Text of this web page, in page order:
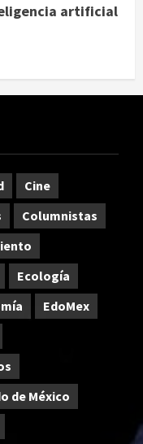
artificial
Cine
Columnistas
Ecología
EdoMex
de México